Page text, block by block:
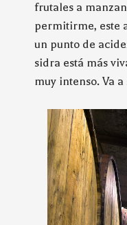
frutales a
permitirme, este
un punto de
sidra está más
muy intenso. Va